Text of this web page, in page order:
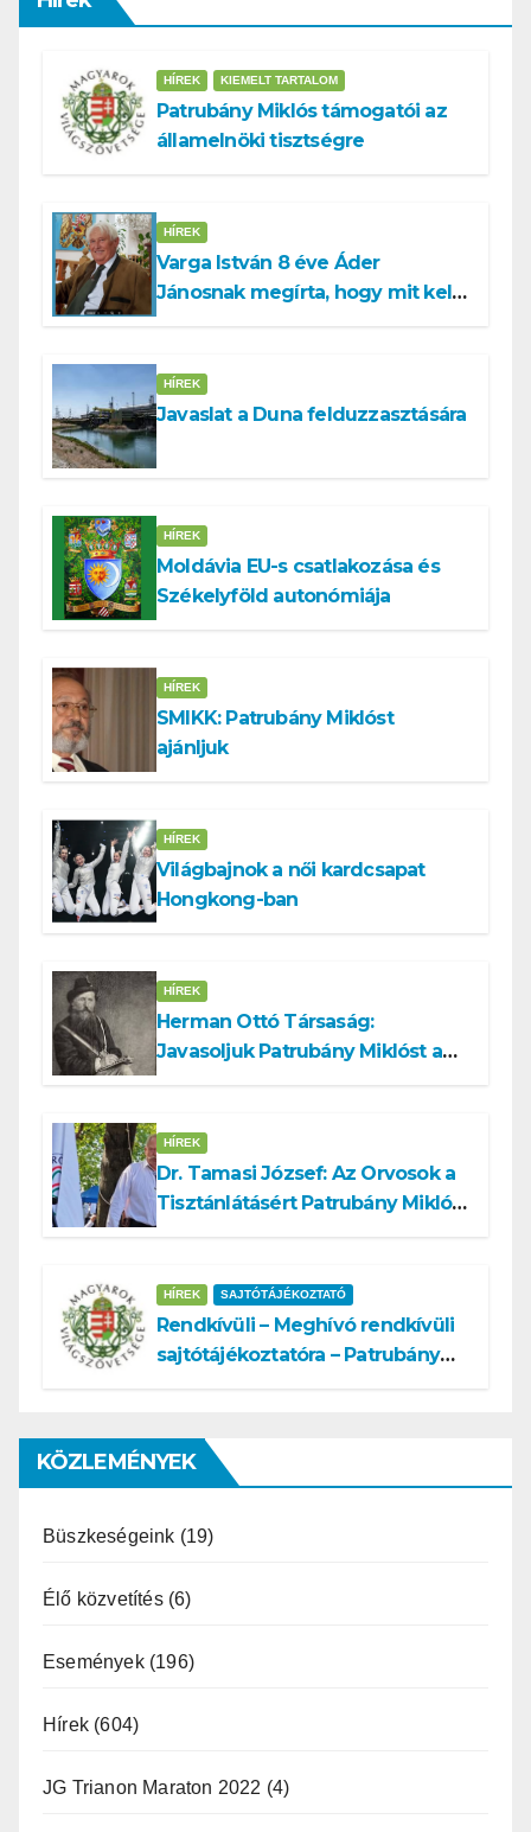
HÍREK KIEMELT TARTALOM
Patrubány Miklós támogatói az
államelnöki tisztségre
HÍREK
Varga István 8 éve Áder
Jánosnak megírta, hogy mit kell
HÍREK
Javaslat a Duna felduzzasztására
HÍREK
Moldávia EU-s csatlakozása és
Székelyföld autonómiája
HÍREK
SMIKK: Patrubány Miklóst
ajánljuk
HÍREK
Világbajnok a női kardcsapat
Hongkong-ban
HÍREK
Herman Ottó Társaság:
Javasoljuk Patrubány Miklóst a
HÍREK
Dr. Tamasi József: Az Orvosok a
Tisztánlátásért Patrubány Miklóst
HÍREK SAJTÓTÁJÉKOZTATÓ
Rendkívüli – Meghívó rendkívüli
sajtótájékoztatóra – Patrubány
támadás
KÖZLEMÉNYEK
Büszkeségeink (19)
Élő közvetítés(6)
Események(196)
Hírek (604)
JG Trianon Maraton 2022 (4)